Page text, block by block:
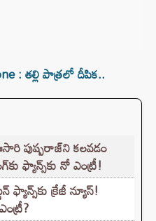
: తల్లి పాత్రలో దీపిక..
పుష్పరాజ్‌ని కలవడం
ఫ్యాన్స్‌కు నో ఎంట్రీ!
ఫ్యాన్స్‌కు క్రేజీ న్యూస్!